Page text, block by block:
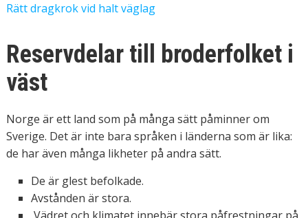
Rätt dragkrok vid halt väglag
Reservdelar till broderfolket i
väst
Norge är ett land som på många sätt påminner om
Sverige. Det är inte bara språken i länderna som är lika:
de har även många likheter på andra sätt.
De är glest befolkade.
Avstånden är stora.